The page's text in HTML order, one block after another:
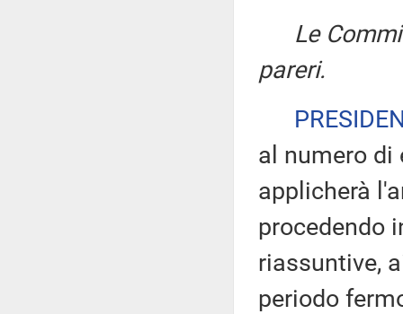
Le
pareri.
al numero di
applicherà
procedendo
riassuntive,
periodo